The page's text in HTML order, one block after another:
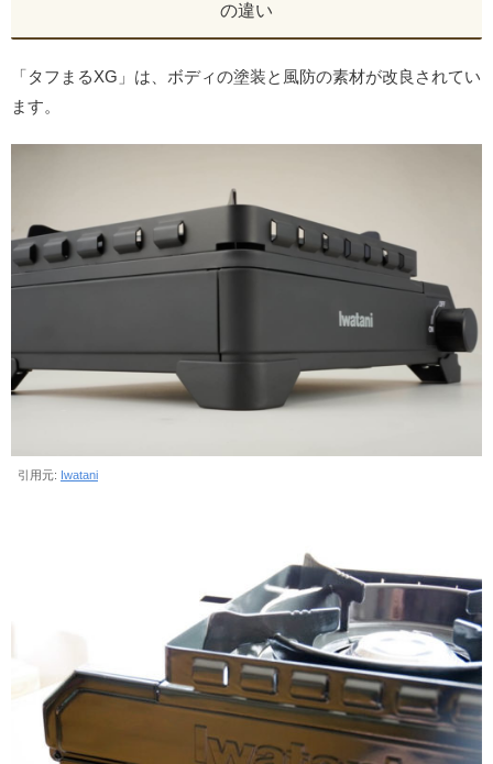
の違い
「タフまるXG」は、ボディの塗装と風防の素材が改良されてい
ます。
引用元: Iwatani